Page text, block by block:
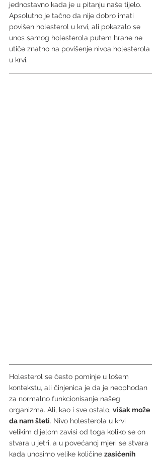
jednostavno kada je u pitanju naše tijelo.
Apsolutno je tačno da nije dobro imati
povišen holesterol u krvi, ali pokazalo se
unos samog holesterola putem hrane ne
utiče znatno na povišenje nivoa holesterola
u krvi.
Holesterol se često pominje u lošem
kontekstu, ali činjenica je da je neophodan
za normalno funkcionisanje našeg
organizma. Ali, kao i sve ostalo, višak može
da nam šteti. Nivo holesterola u krvi
velikim dijelom zavisi od toga koliko se on
stvara u jetri, a u povećanoj mjeri se stvara
kada unosimo velike količine zasićenih